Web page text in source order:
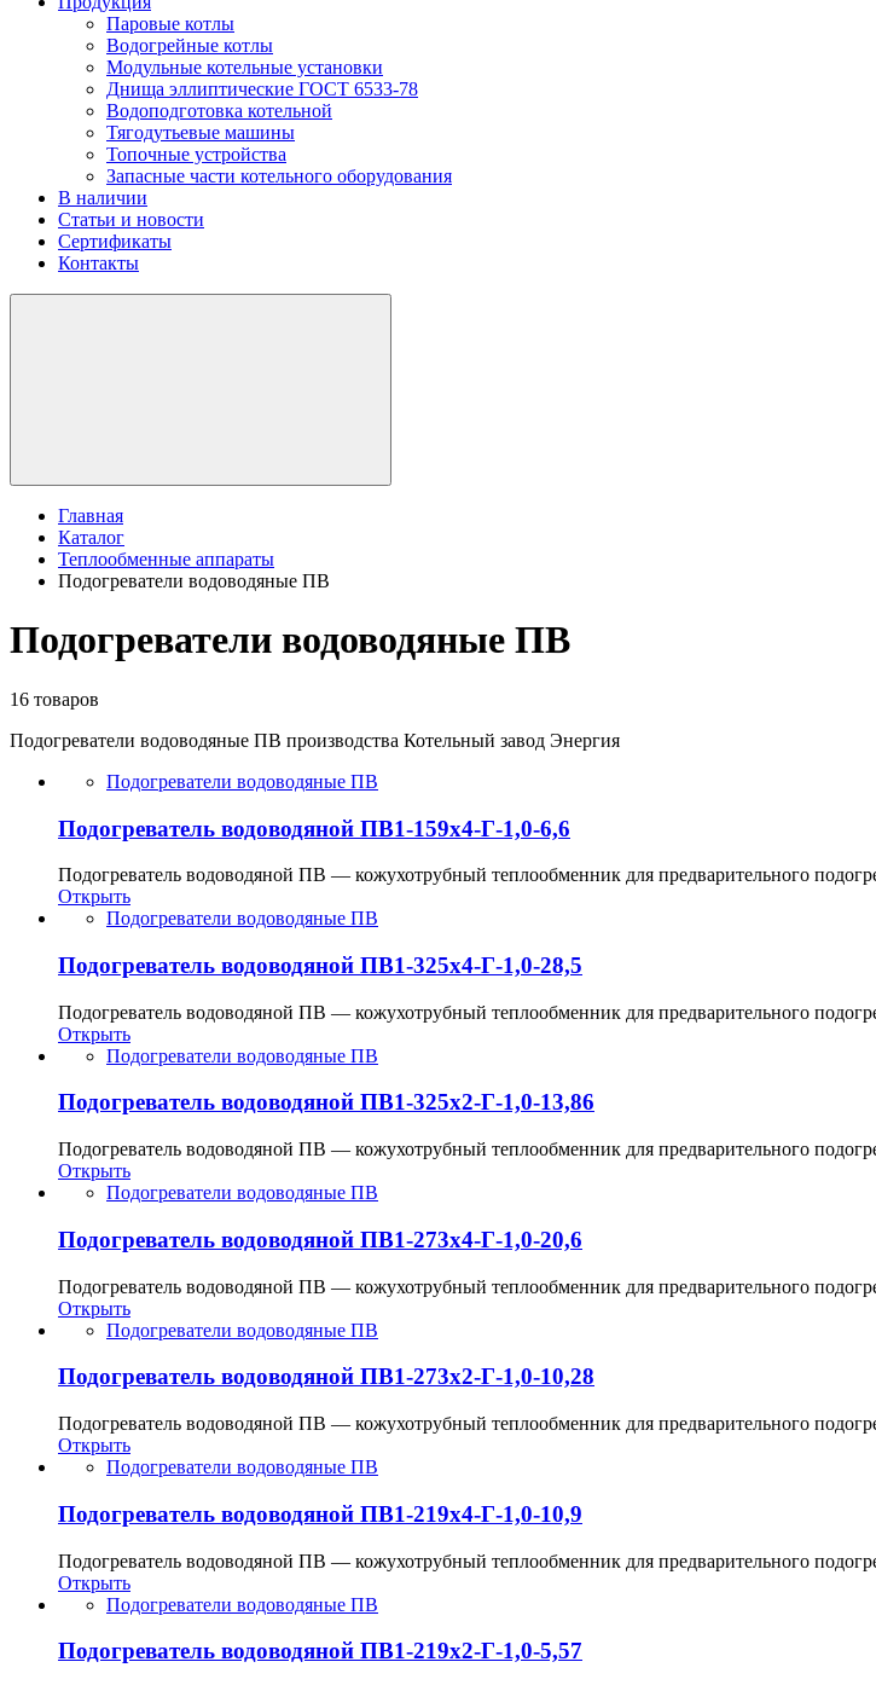
Паровые котлы
Водогрейные котлы
Модульные котельные установки
Днища эллиптические ГОСТ 6533-78
Водоподготовка котельной
Тягодутьевые машины
Топочные устройства
Запасные части котельного оборудования
В наличии
Статьи и новости
Сертификаты
Контакты
Главная
Каталог
Теплообменные аппараты
Подогреватели водоводяные ПВ
Подогреватели водоводяные ПВ
16 товаров
Подогреватели водоводяные ПВ производства Котельный завод Энергия
Подогреватели водоводяные ПВ
Подогреватель водоводяной ПВ1-159х4-Г-1,0-6,6
Подогреватель водоводяной ПВ — кожухотрубный теплообменник для предварительного
Открыть
Подогреватели водоводяные ПВ
Подогреватель водоводяной ПВ1-325х4-Г-1,0-28,5
Подогреватель водоводяной ПВ — кожухотрубный теплообменник для предварительного
Открыть
Подогреватели водоводяные ПВ
Подогреватель водоводяной ПВ1-325х2-Г-1,0-13,86
Подогреватель водоводяной ПВ — кожухотрубный теплообменник для предварительного
Открыть
Подогреватели водоводяные ПВ
Подогреватель водоводяной ПВ1-273х4-Г-1,0-20,6
Подогреватель водоводяной ПВ — кожухотрубный теплообменник для предварительного
Открыть
Подогреватели водоводяные ПВ
Подогреватель водоводяной ПВ1-273х2-Г-1,0-10,28
Подогреватель водоводяной ПВ — кожухотрубный теплообменник для предварительного
Открыть
Подогреватели водоводяные ПВ
Подогреватель водоводяной ПВ1-219х4-Г-1,0-10,9
Подогреватель водоводяной ПВ — кожухотрубный теплообменник для предварительного
Открыть
Подогреватели водоводяные ПВ
Подогреватель водоводяной ПВ1-219х2-Г-1,0-5,57